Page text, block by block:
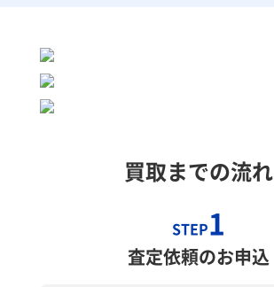
買取までの流れ
STEP1
査定依頼のお申込